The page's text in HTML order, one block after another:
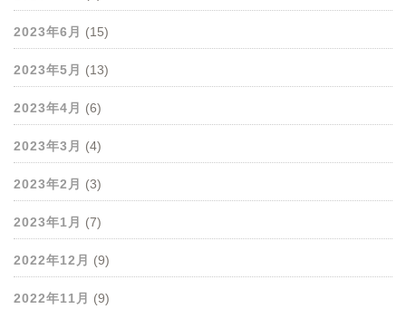
2023年6月 (15)
2023年5月 (13)
2023年4月 (6)
2023年3月 (4)
2023年2月 (3)
2023年1月 (7)
2022年12月 (9)
2022年11月 (9)